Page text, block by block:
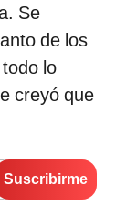
Se
de los
lo
creyó que